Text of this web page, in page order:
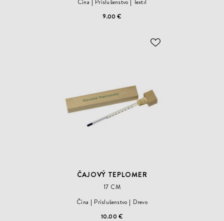
Čína Príslušenstvo
Textil
9.00 €
ODOBER
ČAJOVÝ TEPLOMER
17 CM
Čína
Príslušenstvo
Drevo
10.00 €